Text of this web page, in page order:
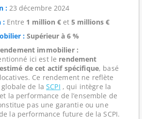
:23 décembre 2024
:Entre 1 million €et 5 millions €
: Supérieur à 6 %
immobilier :
ici est le rendement
de cet actif spécifique, basé
Ce rendement ne reflète
de laSCPI , qui intègre la
la performance de l’ensemble de
pas une garantie ou une
la performance future de la SCPI.